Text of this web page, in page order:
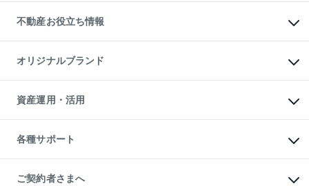
貸すガイド
事業用不動産
マンション投資
投資用マンション
アパート経営
収益物件
ビル購入（ビル一棟）
投資用不動産の売却査定
事業用不動産の売却査定
不動産お役立ち情報
マンションライブラリー
人気マンションランキング
暮らしに役立つ不動産メディア
不動産相場・不動産価格情報
不動産コラム・ニュース
不動産用語集
不動産なんでもネット相談室
住まいの税金
オリジナルブランド
一棟リノベーションマンション
L`GENTE（ルジェンテ）
区分リノベーションマンション
投資用一棟レジデンスWELL
不動産小口投資
LEGACIA（レガシア）
資産運用・活用
不動産M&A
アセットマネジメント・出資
各種サポート
相続サポート
ご契約者さまへ